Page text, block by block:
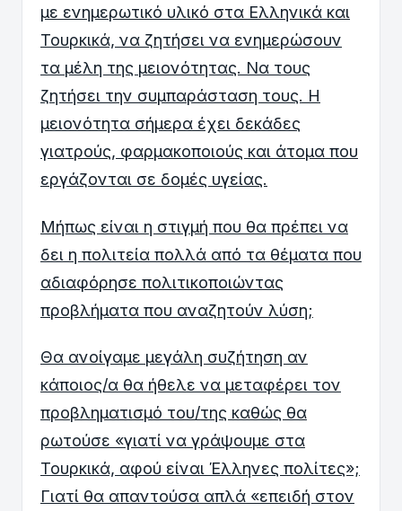
με ενημερωτικό υλικό στα Ελληνικά και
Τουρκικά, να ζητήσει να ενημερώσουν
τα μέλη της μειονότητας. Να τους
ζητήσει την συμπαράσταση τους. Η
μειονότητα σήμερα έχει δεκάδες
γιατρούς, φαρμακοποιούς και άτομα που
εργάζονται σε δομές υγείας.
Μήπως είναι η στιγμή που θα πρέπει να
δει η πολιτεία πολλά από τα θέματα που
αδιαφόρησε πολιτικοποιώντας
προβλήματα που αναζητούν λύση;
Θα ανοίγαμε μεγάλη συζήτηση αν
κάποιος/α θα ήθελε να μεταφέρει τον
προβληματισμό του/της καθώς θα
ρωτούσε «γιατί να γράψουμε στα
Τουρκικά, αφού είναι Έλληνες πολίτες»;
Γιατί θα απαντούσα απλά «επειδή στον